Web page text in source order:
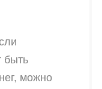
быть
можно